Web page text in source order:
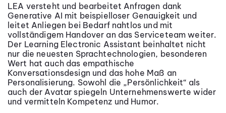
LEA versteht und bearbeitet Anfragen dank
Generative AI mit beispielloser Genauigkeit und
leitet Anliegen bei Bedarf nahtlos und mit
vollständigem Handover an das Serviceteam weiter.
Der Learning Electronic Assistant beinhaltet nicht
nur die neuesten Sprachtechnologien, besonderen
Wert hat auch das empathische
Konversationsdesign und das hohe Maß an
Personalisierung. Sowohl die „Persönlichkeit“ als
auch der Avatar spiegeln Unternehmenswerte wider
und vermitteln Kompetenz und Humor.